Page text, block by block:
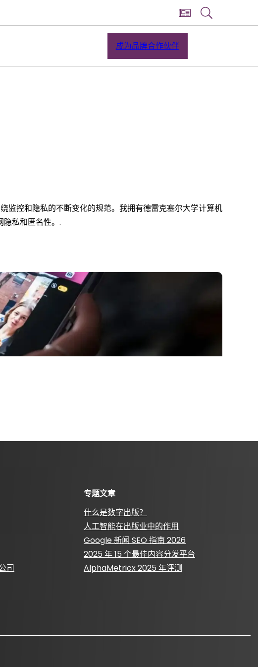
成为品牌合作伙伴
监控和隐私的不断变化的规范。我拥有德雷克塞尔大学计算机
私和匿名性。.
司
专题文章
什么是数字出版？
人工智能在出版业中的作用
Google 新闻 SEO 指南 2026
2025 年 15 个最佳内容分发平台
AlphaMetricx 2025 年评测